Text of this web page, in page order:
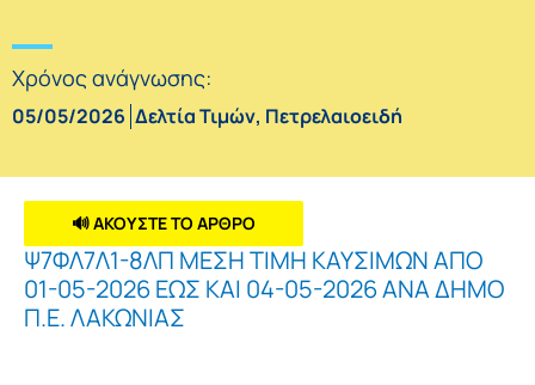
Χρόνος ανάγνωσης:
05/05/2026 Δελτία Τιμών, Πετρελαιοειδή
🔊 ΑΚΟΥΣΤΕ ΤΟ ΑΡΘΡΟ
Ψ7ΦΛ7Λ1-8ΛΠ ΜΕΣΗ ΤΙΜΗ ΚΑΥΣΙΜΩΝ ΑΠΟ
01-05-2026 ΕΩΣ ΚΑΙ 04-05-2026 ΑΝΑ ΔΗΜΟ
Π.Ε. ΛΑΚΩΝΙΑΣ